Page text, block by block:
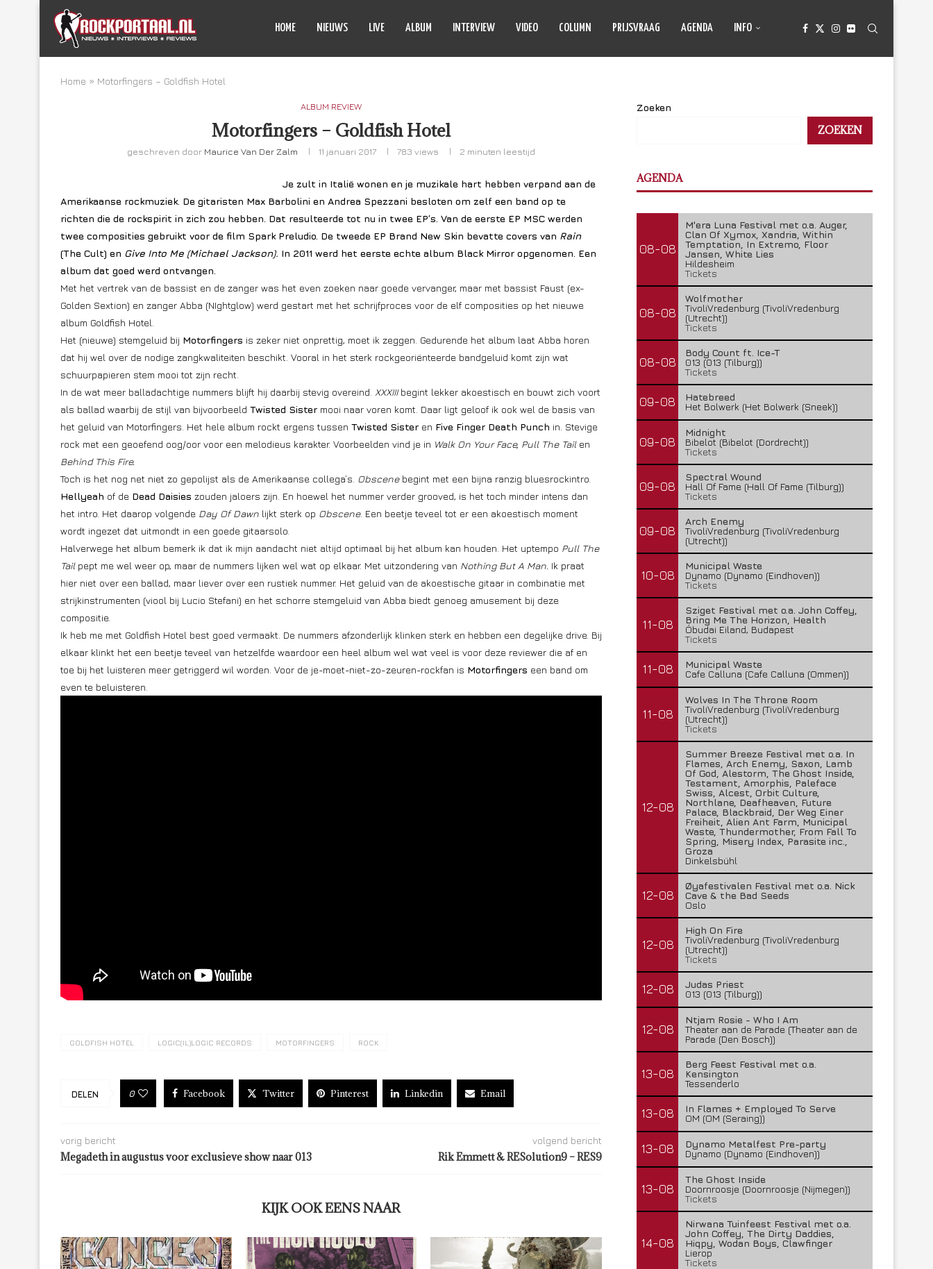
HOME NIEUWS LIVE ALBUM INTERVIEW VIDEO COLUMN PRIJSVRAAG AGENDA INFO
Home » Motorfingers – Goldfish Hotel
ALBUM REVIEW
Motorfingers – Goldfish Hotel
geschreven door Maurice Van Der Zalm 11 januari 2017 783 views 2 minuten leestijd
Je zult in Italië wonen en je muzikale hart hebben verpand aan de
Amerikaanse rockmuziek. De gitaristen Max Barbolini en Andrea Spezzani besloten om zelf een band op te
richten die de rockspirit in zich zou hebben. Dat resulteerde tot nu in twee EP’s. Van de eerste EP MSC werden
twee composities gebruikt voor de film Spark Preludio. De tweede EP Brand New Skin bevatte covers van Rain
(The Cult) en Give Into Me (Michael Jackson). In 2011 werd het eerste echte album Black Mirror opgenomen. Een
album dat goed werd ontvangen.
Met het vertrek van de bassist en de zanger was het even zoeken naar goede vervanger, maar met bassist Faust (ex-
Golden Sextion) en zanger Abba (NIghtglow) werd gestart met het schrijfproces voor de elf composities op het nieuwe
album Goldfish Hotel.
Het (nieuwe) stemgeluid bij Motorfingers is zeker niet onprettig, moet ik zeggen. Gedurende het album laat Abba horen
dat hij wel over de nodige zangkwaliteiten beschikt. Vooral in het sterk rockgeoriënteerde bandgeluid komt zijn wat
schuurpapieren stem mooi tot zijn recht.
In de wat meer balladachtige nummers blijft hij daarbij stevig overeind. XXXIIIbegint lekker akoestisch en bouwt zich voort
als ballad waarbij de stijl van bijvoorbeeld Twisted Sister mooi naar voren komt. Daar ligt geloof ik ook wel de basis van
het geluid van Motorfingers. Het hele album rockt ergens tussen Twisted Sister en Five Finger Death Punch in. Stevige
rock met een geoefend oog/oor voor een melodieus karakter. Voorbeelden vind je in Walk On Your Face, Pull The Tailen
Behind This Fire.
Toch is het nog net niet zo gepolijst als de Amerikaanse collega’s. Obscene begint met een bijna ranzig bluesrockintro.
Hellyeah of de Dead Daisies zouden jaloers zijn. En hoewel het nummer verder grooved, is het toch minder intens dan
het intro. Het daarop volgende Day Of Dawn lijkt sterk op Obscene. Een beetje teveel tot er een akoestisch moment
wordt ingezet dat uitmondt in een goede gitaarsolo.
Halverwege het album bemerk ik dat ik mijn aandacht niet altijd optimaal bij het album kan houden. Het uptempo Pull The
Tailpept me wel weer op, maar de nummers lijken wel wat op elkaar. Met uitzondering van Nothing But A Man. Ik praat
hier niet over een ballad, maar liever over een rustiek nummer. Het geluid van de akoestische gitaar in combinatie met
strijkinstrumenten (viool bij Lucio Stefani) en het schorre stemgeluid van Abba biedt genoeg amusement bij deze
compositie.
Ik heb me met Goldfish Hotel best goed vermaakt. De nummers afzonderlijk klinken sterk en hebben een degelijke drive. Bij
elkaar klinkt het een beetje teveel van hetzelfde waardoor een heel album wel wat veel is voor deze reviewer die af en
toe bij het luisteren meer getriggerd wil worden. Voor de je-moet-niet-zo-zeuren-rockfan is Motorfingers een band om
even te beluisteren.
GOLDFISH HOTEL LOGIC(IL)LOGIC RECORDS MOTORFINGERS ROCK
DELEN 0 Facebook Twitter Pinterest Linkedin Email
vorig bericht
Megadeth in augustus voor exclusieve show naar 013
volgend bericht
Rik Emmett & RESolution9 – RES9
KIJK OOK EENS NAAR
Zoeken
ZOEKEN
AGENDA
08-08
M'era Luna Festival met o.a. Auger,
Clan Of Xymox, Xandria, Within
Temptation, In Extremo, Floor
Jansen, White Lies
Hildesheim
Tickets
08-08
Wolfmother
TivoliVredenburg (TivoliVredenburg
(Utrecht))
Tickets
08-08
Body Count ft. Ice-T
013 (013 (Tilburg))
Tickets
09-08
Hatebreed
Het Bolwerk (Het Bolwerk (Sneek))
09-08
Midnight
Bibelot (Bibelot (Dordrecht))
Tickets
09-08
Spectral Wound
Hall Of Fame (Hall Of Fame (Tilburg))
Tickets
09-08
Arch Enemy
TivoliVredenburg (TivoliVredenburg
(Utrecht))
10-08
Municipal Waste
Dynamo (Dynamo (Eindhoven))
Tickets
11-08
Sziget Festival met o.a. John Coffey,
Bring Me The Horizon, Health
Óbudai Eiland, Budapest
Tickets
11-08
Municipal Waste
Cafe Calluna (Cafe Calluna (Ommen))
11-08
Wolves In The Throne Room
TivoliVredenburg (TivoliVredenburg
(Utrecht))
Tickets
12-08
Summer Breeze Festival met o.a. In
Flames, Arch Enemy, Saxon, Lamb
Of God, Alestorm, The Ghost Inside,
Testament, Amorphis, Paleface
Swiss, Alcest, Orbit Culture,
Northlane, Deafheaven, Future
Palace, Blackbraid, Der Weg Einer
Freiheit, Alien Ant Farm, Municipal
Waste, Thundermother, From Fall To
Spring, Misery Index, Parasite inc.,
Groza
Dinkelsbühl
12-08
Øyafestivalen Festival met o.a. Nick
Cave & the Bad Seeds
Oslo
12-08
High On Fire
TivoliVredenburg (TivoliVredenburg
(Utrecht))
Tickets
12-08
Judas Priest
013 (013 (Tilburg))
12-08
Ntjam Rosie - Who I Am
Theater aan de Parade (Theater aan de
Parade (Den Bosch))
13-08
Berg Feest Festival met o.a.
Kensington
Tessenderlo
13-08
In Flames + Employed To Serve
OM (OM (Seraing))
13-08
Dynamo Metalfest Pre-party
Dynamo (Dynamo (Eindhoven))
13-08
The Ghost Inside
Doornroosje (Doornroosje (Nijmegen))
Tickets
14-08
Nirwana Tuinfeest Festival met o.a.
John Coffey, The Dirty Daddies,
Hiqpy, Wodan Boys, Clawfinger
Lierop
Tickets